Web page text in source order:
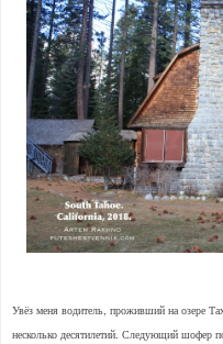
Увёз меня водитель, проживший на озере
несколько десятилетий. Следующий шофер